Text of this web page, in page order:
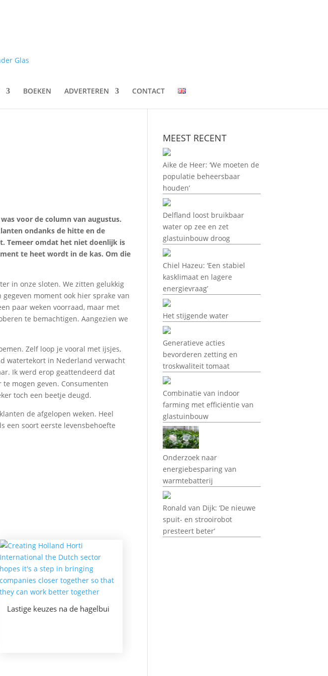
BOEKEN ADVERTEREN
CONTACT
voor de column van augustus.
ondanks de hitte en de
Temeer omdat het niet doenlijk is
te heet wordt in de kas. Om die
in onze sloten. We zitten gelukkig
moment ook hier sprake van
paar weken voorraad, maar met
te bemachtigen. Aangezien we
Zelf loop je vooral met ijsjes,
watertekort in Nederland verwacht
Ik werd erop geattendeerd dat
mogen geven. Consumenten
toch een beetje deugd.
de afgelopen weken. Heel
een soort eerste levensbehoefte
Lastige keuzes na de hagelbui
MEEST RECENT
Aike de Heer: ‘We moeten de
populatie beheersbaar
houden’
Delfland loost bruikbaar
water op zee en zet
glastuinbouw droog
Chiel Hazeu: ‘Een stabiel
kasklimaat en lagere
energievraag’
Het stijgende water
Generatieve acties
bevorderen zetting en
troskwaliteit tomaat
Combinatie van indoor
farming met efficiëntie van
glastuinbouw
Onderzoek naar
energiebesparing van
warmtebatterij
Ronald van Dijk: ‘De nieuwe
spuit- en strooirobot
presteert beter’